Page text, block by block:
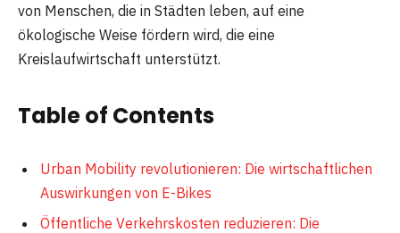
von Menschen, die in Städten leben, auf eine
ökologische Weise fördern wird, die eine
Kreislaufwirtschaft unterstützt.
Table of Contents
Urban Mobility revolutionieren: Die wirtschaftlichen
Auswirkungen von E-Bikes
Öffentliche Verkehrskosten reduzieren: Die